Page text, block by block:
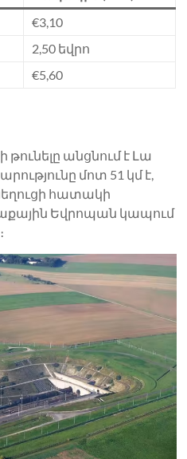
€3,10
2,50 եվրո
€5,60
անցնում է Լա
մոտ 51 կմ է,
հատակի
Եվրոպան կապում